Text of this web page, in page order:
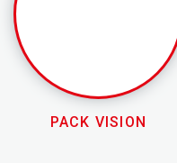
PACK VISION